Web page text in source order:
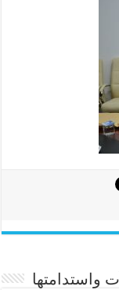
واستدامتها